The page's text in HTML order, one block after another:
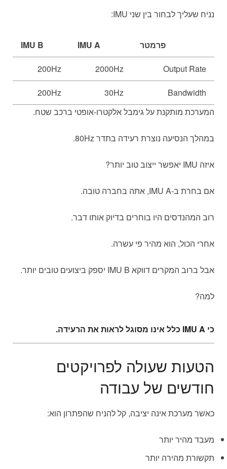
נניח שעליך לבחור בין שני IMU:
פרמטר IMU A
IMU B
Output Rate
2000Hz
200Hz
Bandwidth
30Hz
200Hz
המערכת מותקנת על גימבל אלקטרו-אופטי ברכב שטח.
במהלך הנסיעה נוצרת רעידה בתדר 80Hz.
איזה IMU יאפשר ייצוב טוב יותר?
אם בחרת ב-IMU A, אתה בחברה טובה.
רוב המהנדסים היו בוחרים בדיוק אותו דבר.
אחרי הכול, הוא מהיר פי עשרה.
אבל ברוב המקרים דווקא IMU B יספק ביצועים טובים יותר.
למה?
כי IMU A כלל אינו מסוגל לראות את הרעידה.
הטעות שעולה לפרויקטים
חודשים של עבודה
כאשר מערכת אינה יציבה, קל להניח שהפתרון הוא:
מעבד מהיר יותר
תקשורת מהירה יותר